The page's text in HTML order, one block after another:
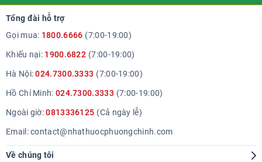
Tổng đài hỗ trợ
Gọi mua: 1800.6666 (7:00-19:00)
Khiếu nại: 1900.6822 (7:00-19:00)
Hà Nội:024.7300.3333 (7:00-19:00)
Hồ Chí Minh: 024.7300.3333 (7:00-19:00)
Ngoài giờ:0813336125 (Cả ngày lễ)
Email:contact@nhathuocphuongchinh.com
Về chúng tôi